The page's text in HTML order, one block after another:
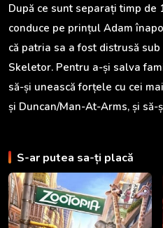
După ce sunt separați timp de
conduce pe prințul Adam
că patria sa a fost distrusă
Skeletor. Pentru a-și salva
să-și unească forțele cu cei
și Duncan/Man-At-Arms, și să-
S-ar putea sa-ți placă